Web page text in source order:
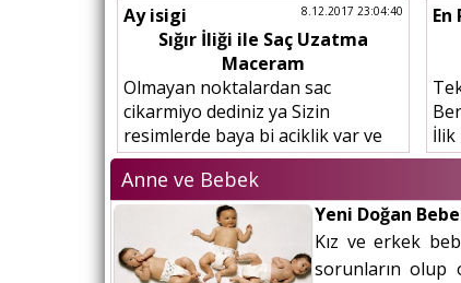
Ay isigi 8.12.2017 23:04:40
Sığır İliği ile Saç Uzatma
Maceram
Olmayan noktalardan sac
cikarmiyo dediniz ya Sizin
resimlerde baya bi aciklik var ve
sac cikmis oralardan yani soyle
soyliyeyim hani kuzenimin saclari
eskiden gurdu dokuldugu...
En
İlik
Anne ve Bebek
Yeni Doğan
Kız ve erkek
sorunların olup